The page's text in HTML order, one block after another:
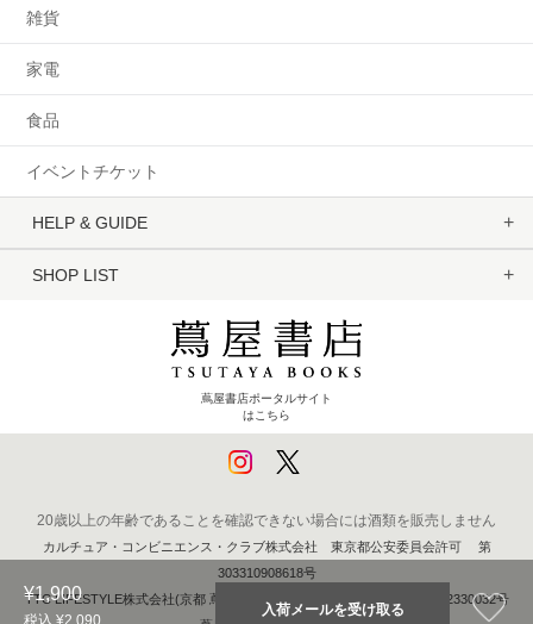
¥1,900
税込 ¥2,090
雑貨
家電
食品
イベントチケット
HELP & GUIDE
SHOP LIST
蔦屋書店ポータルサイト
はこちら
20歳以上の年齢であることを確認できない場合には酒類を販売しません
カルチュア・コンビニエンス・クラブ株式会社 東京都公安委員会許可 第
303310908618号
TTC LIFESTYLE株式会社(京都 蔦屋書店) 京都府公安委員会 第611262330032号